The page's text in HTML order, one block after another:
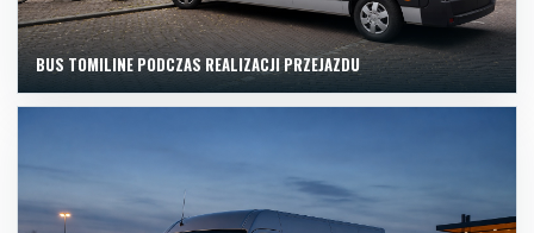
BUS TOMILINE PODCZAS REALIZACJI PRZEJAZDU